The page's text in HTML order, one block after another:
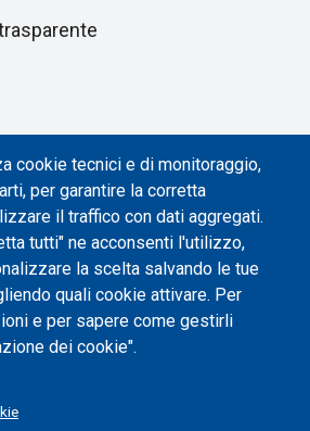
cookie tecnici e di monitoraggio,
per garantire la corretta
il traffico con dati aggregati.
tutti" ne acconsenti l'utilizzo,
la scelta salvando le tue
quali cookie attivare. Per
e per sapere come gestirli
dei cookie".